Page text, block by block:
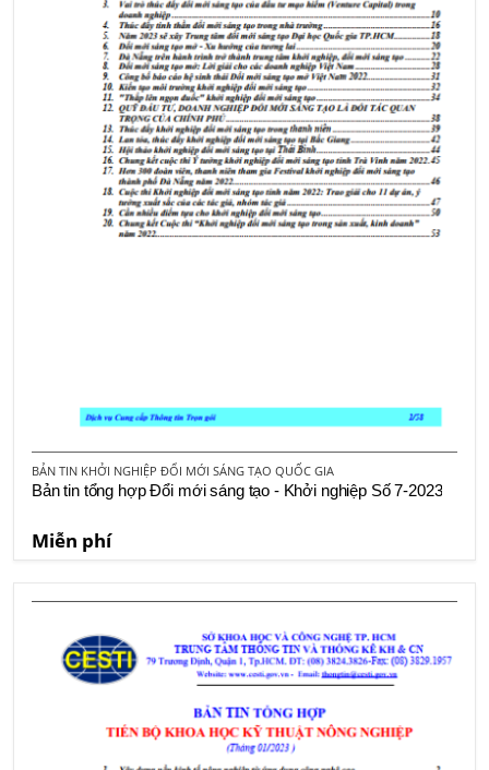
BẢN TIN KHỞI NGHIỆP ĐỔI MỚI SÁNG TẠO QUỐC GIA
Bản tin tổng hợp Đổi mới sáng tạo - Khởi nghiệp Số 7-2023
Miễn phí